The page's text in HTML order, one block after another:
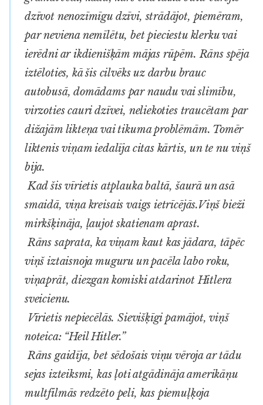
dzīvot nenozīmīgu dzīvi, strādājot, piemēram,
par neviena nemīlētu, bet pieciestu klerku vai
ierēdni ar ikdienišķām mājas rūpēm. Rāns spēja
iztēloties, kā šis cilvēks uz darbu brauc
autobusā, domādams par naudu vai slimību,
virzoties cauri dzīvei, neliekoties traucētam par
dižajām likteņa vai tikuma problēmām. Tomēr
liktenis viņam iedalīja citas kārtis, un te nu viņš
bija.
Kad šis vīrietis atplauka baltā, šaurā un asā
smaidā, viņa kreisais vaigs ietrīcējās.Viņš bieži
mirkšķināja, ļaujot skatienam aprast.
Rāns saprata, ka viņam kaut kas jādara, tāpēc
viņš iztaisnoja muguru un pacēla labo roku,
viņaprāt, diezgan komiski atdarinot Hitlera
sveicienu.
Vīrietis nepiecēlās. Sievišķīgi pamājot, viņš
noteica: “Heil Hitler.”
Rāns gaidīja, bet sēdošais viņu vēroja ar tādu
sejas izteiksmi, kas ļoti atgādināja amerikāņu
multfilmās redzēto peli, kas piemuļķoja